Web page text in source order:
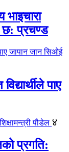
छ: प्रचण्ड
पाए
४
प्रगति: